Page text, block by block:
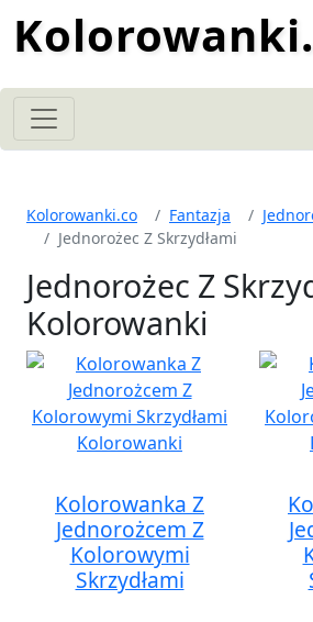
Kolorowanki.co Fantazja
Jednorożec Z Skrzydłami
Jednorożec Z
Kolorowanki
Kolorowanka Z
Jednorożcem Z
Kolorowymi
Skrzydłami